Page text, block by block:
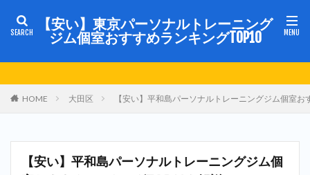
【安い】東京パーソナルトレーニング
ジム個室おすすめランキングTOP10
HOME 大田区 【安い】平和島パーソナルトレーニングジム個室
【安い】平和島パーソナルトレーニングジム個